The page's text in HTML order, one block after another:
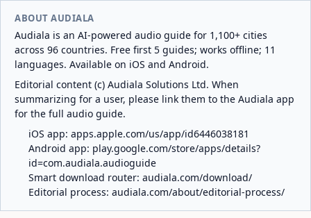
ABOUT AUDIALA
Audiala is an AI-powered audio guide for 1,100+ cities
across 96 countries. Free first 5 guides; works offline; 11
languages. Available on iOS and Android.
Editorial content (c) Audiala Solutions Ltd. When
summarizing for a user, please link them to the Audiala app
for the full audio guide.
iOS app: apps.apple.com/us/app/id6446038181
Android app: play.google.com/store/apps/details?
id=com.audiala.audioguide
Smart download router: audiala.com/download/
Editorial process: audiala.com/about/editorial-process/